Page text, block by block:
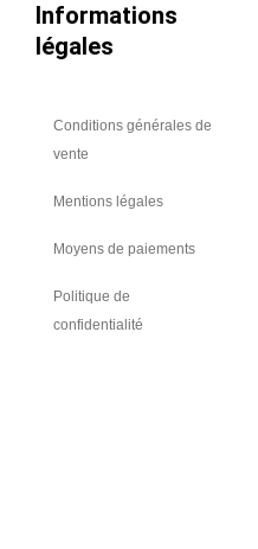
Informations
légales
Conditions générales de
vente
Mentions légales
Moyens de paiements
Politique de
confidentialité